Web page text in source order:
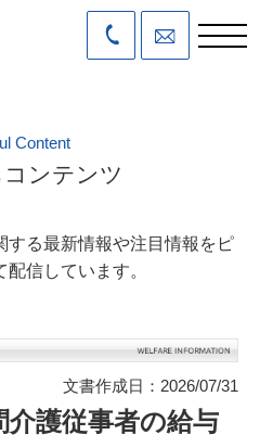
Content
ンテンツ
する最新情報や注目情報をピ
配信しています。
文書作成日：2026/07/31
護従事者の給与